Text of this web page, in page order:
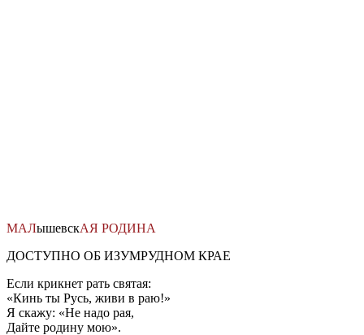
МАЛышевскАЯ РОДИНА
ДОСТУПНО ОБ ИЗУМРУДНОМ КРАЕ
Если крикнет рать святая:
«Кинь ты Русь, живи в раю!»
Я скажу: «Не надо рая,
Дайте родину мою».